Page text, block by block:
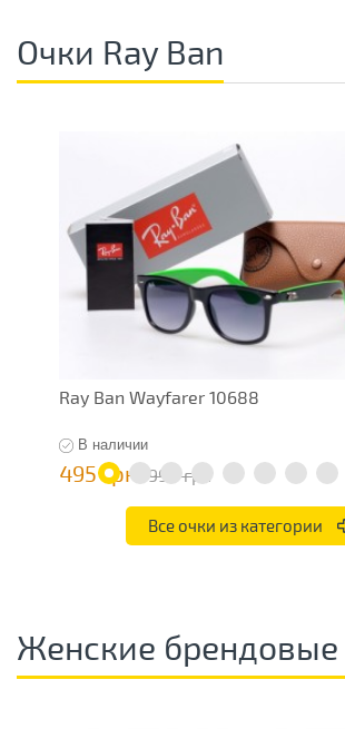
Очки Ray Ban
Ray Ban Wayfarer 10688
В наличии
495 грн 990 грн
Все очки из категории
Женские брендовые